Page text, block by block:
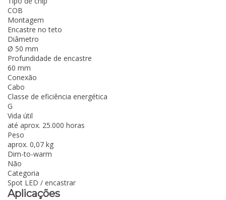
COB
Montagem
Encastre no teto
Diâmetro
Ø 50 mm
Profundidade de encastre
60 mm
Conexão
Cabo
Classe de eficiência energética
G
Vida útil
até aprox. 25.000 horas
Peso
aprox. 0,07 kg
Dim-to-warm
Não
Categoria
Spot LED / encastrar
Aplicações